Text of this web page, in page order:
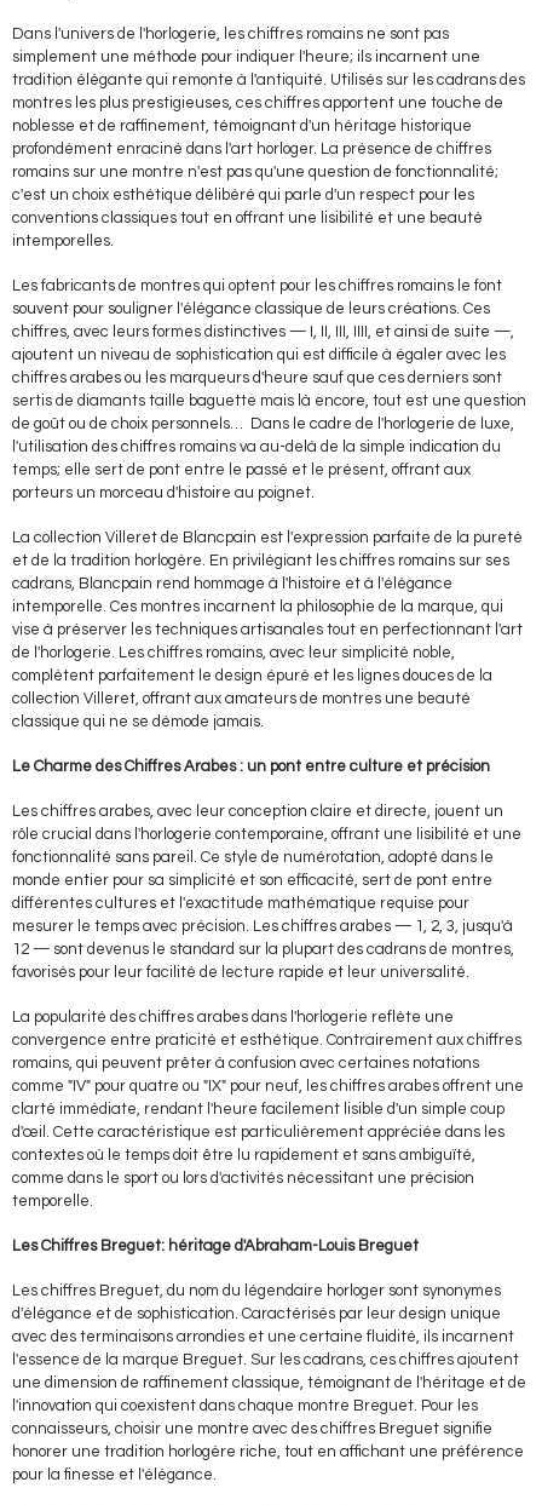
Dans l'univers de l'horlogerie, les chiffres romains ne sont pas
simplement une méthode pour indiquer l'heure; ils incarnent une
tradition élégante qui remonte à l'antiquité. Utilisés sur les cadrans des
montres les plus prestigieuses, ces chiffres apportent une touche de
noblesse et de raffinement, témoignant d'un héritage historique
profondément enraciné dans l'art horloger. La présence de chiffres
romains sur une montre n'est pas qu'une question de fonctionnalité;
c'est un choix esthétique délibéré qui parle d'un respect pour les
conventions classiques tout en offrant une lisibilité et une beauté
intemporelles.
Les fabricants de montres qui optent pour les chiffres romains le font
souvent pour souligner l'élégance classique de leurs créations. Ces
chiffres, avec leurs formes distinctives — I, II, III, IIII, et ainsi de suite —,
ajoutent un niveau de sophistication qui est difficile à égaler avec les
chiffres arabes ou les marqueurs d'heure sauf que ces derniers sont
sertis de diamants taille baguette mais là encore, tout est une question
de goût ou de choix personnels…
Dans le cadre de l'horlogerie de luxe,
l'utilisation des chiffres romains va au-delà de la simple indication du
temps; elle sert de pont entre le passé et le présent, offrant aux
porteurs un morceau d'histoire au poignet.
La collection Villeret de Blancpain est l'expression parfaite de la pureté
et de la tradition horlogère. En privilégiant les chiffres romains sur ses
cadrans, Blancpain rend hommage à l'histoire et à l'élégance
intemporelle. Ces montres incarnent la philosophie de la marque, qui
vise à préserver les techniques artisanales tout en perfectionnant l'art
de l'horlogerie. Les chiffres romains, avec leur simplicité noble,
complètent parfaitement le design épuré et les lignes douces de la
collection Villeret, offrant aux amateurs de montres une beauté
classique qui ne se démode jamais.
Le Charme des Chiffres Arabes : un pont entre culture et précision
Les chiffres arabes, avec leur conception claire et directe, jouent un
rôle crucial dans l'horlogerie contemporaine, offrant une lisibilité et une
fonctionnalité sans pareil. Ce style de numérotation, adopté dans le
monde entier pour sa simplicité et son efficacité, sert de pont entre
différentes cultures et l'exactitude mathématique requise pour
mesurer le temps avec précision. Les chiffres arabes — 1, 2, 3, jusqu'à
12 — sont devenus le standard sur la plupart des cadrans de montres,
favorisés pour leur facilité de lecture rapide et leur universalité.
La popularité des chiffres arabes dans l'horlogerie reflète une
convergence entre praticité et esthétique. Contrairement aux chiffres
romains, qui peuvent prêter à confusion avec certaines notations
comme "IV" pour quatre ou "IX" pour neuf, les chiffres arabes offrent une
clarté immédiate, rendant l'heure facilement lisible d'un simple coup
d'œil. Cette caractéristique est particulièrement appréciée dans les
contextes où le temps doit être lu rapidement et sans ambiguïté,
comme dans le sport ou lors d'activités nécessitant une précision
temporelle.
Les Chiffres Breguet: héritage d'Abraham-Louis Breguet
Les chiffres Breguet, du nom du légendaire horloger sont synonymes
d'élégance et de sophistication. Caractérisés par leur design unique
avec des terminaisons arrondies et une certaine fluidité, ils incarnent
l'essence de la marque Breguet. Sur les cadrans, ces chiffres ajoutent
une dimension de raffinement classique, témoignant de l'héritage et de
l'innovation qui coexistent dans chaque montre Breguet. Pour les
connaisseurs, choisir une montre avec des chiffres Breguet signifie
honorer une tradition horlogère riche, tout en affichant une préférence
pour la finesse et l'élégance.